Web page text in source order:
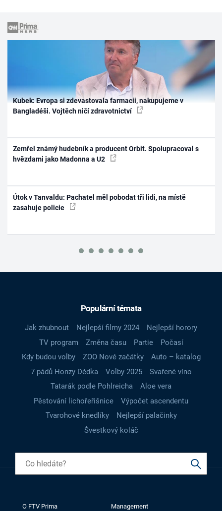
Kubek: Evropa si zdevastovala farmacii, nakupujeme v
Bangladéši. Vojtěch ničí zdravotnictví
Zemřel známý hudebník a producent Orbit. Spolupracoval s
hvězdami jako Madonna a U2
Útok v Tanvaldu: Pachatel měl pobodat tři lidi, na místě
zasahuje policie
Populární témata
Jak zhubnout Nejlepší filmy 2024
Nejlepší horory
TV program
Změna času Partie
Počasí
Kdy budou volby
ZOO Nové začátky
Auto – katalog
7 pádů Honzy Dědka
Volby 2025
Svařené víno
Tatarák podle Pohlreicha
Aloe vera
Pěstování lichořeřišnice
Výpočet ascendentu
Tvarohové knedlíky
Nejlepší palačinky
Švestkový koláč
O FTV Prima Management